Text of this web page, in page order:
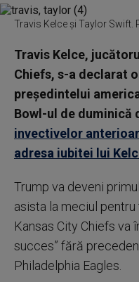
Travis Kelce și Taylor Swift.
Travis Kelce,
Chiefs, s-a declarat
preşedintelui
Bowl-ul de duminică
invectivelor
adresa iubitei lui
Trump va deveni
asista la meciul
Kansas City Chiefs va
succes” fără
Philadelphia Eagles.